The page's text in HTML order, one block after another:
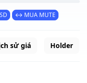
↔ MUA MUTE
sử giá Holder